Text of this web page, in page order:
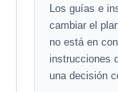
Los guías e
cambiar el
no está en
instrucciones
una decisión